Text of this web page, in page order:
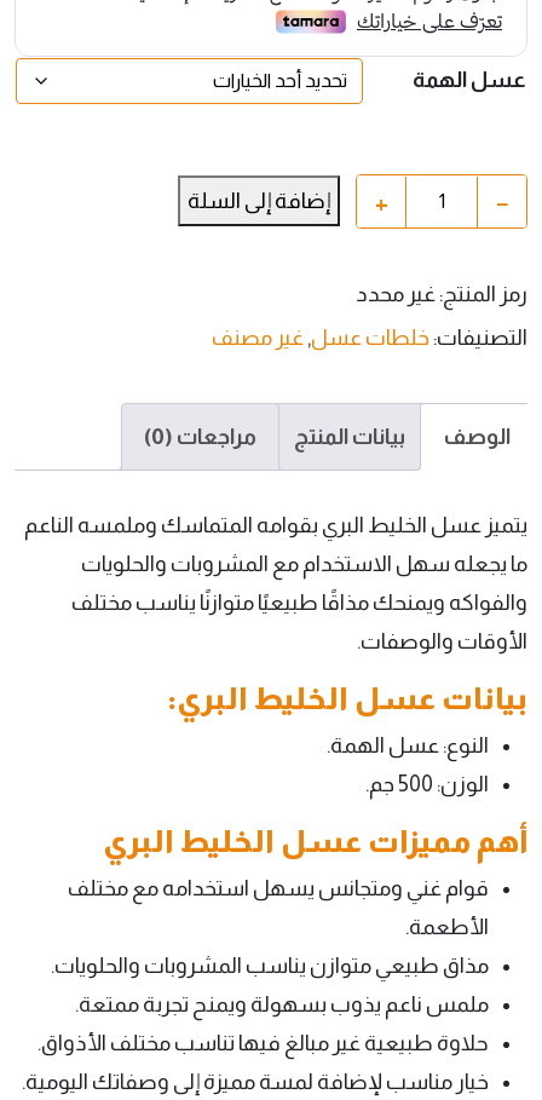
عسل الهمة
إضافة إلى السلة
رمز المنتج:غير محدد
التصنيفات:خلطات عسل غير مصنف
الوصف بيانات المنتج مراجعات (0)
يتميز عسل الخليط البري بقوامه المتماسك وملمسه الناعم
ما يجعله سهل الاستخدام مع المشروبات والحلويات
والفواكه ويمنحك مذاقًا طبيعيًا متوازنًا يناسب مختلف
الأوقات والوصفات.
بيانات عسل الخليط البري:
النوع: عسل الهمة.
الوزن: 500 جم.
أهم مميزات عسل الخليط البري
قوام غني ومتجانس يسهل استخدامه مع مختلف
الأطعمة.
مذاق طبيعي متوازن يناسب المشروبات والحلويات.
ملمس ناعم يذوب بسهولة ويمنح تجربة ممتعة.
حلاوة طبيعية غير مبالغ فيها تناسب مختلف الأذواق.
خيار مناسب لإضافة لمسة مميزة إلى وصفاتك اليومية.